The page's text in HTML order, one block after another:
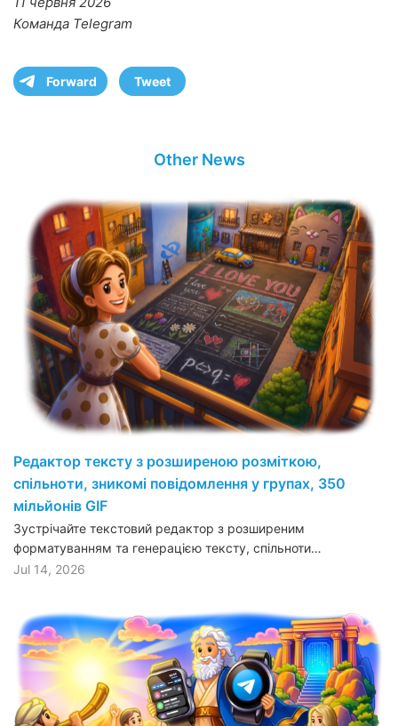
Команда Telegram
Forward Tweet
Other News
Редактор тексту з розширеною розміткою,
спільноти, зникомі повідомлення у групах, 350
мільйонів GIF
Зустрічайте текстовий редактор з розширеним
форматуванням та генерацією тексту, спільноти…
Jul 14, 2026